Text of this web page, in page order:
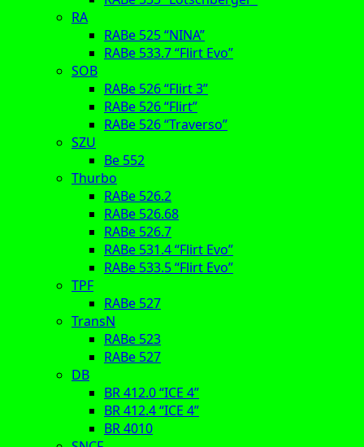
RA
RABe 525 “NINA”
RABe 533.7 “Flirt Evo”
SOB
RABe 526 “Flirt 3”
RABe 526 “Flirt”
RABe 526 “Traverso”
SZU
Be 552
Thurbo
RABe 526.2
RABe 526.68
RABe 526.7
RABe 531.4 “Flirt Evo”
RABe 533.5 “Flirt Evo”
TPF
RABe 527
TransN
RABe 523
RABe 527
DB
BR 412.0 “ICE 4”
BR 412.4 “ICE 4”
BR 4010